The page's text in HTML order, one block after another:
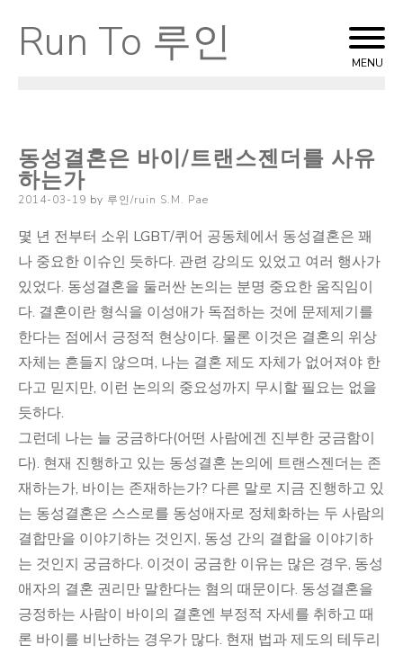
Skip
to
Run To 루인 MENU
동성결혼은 바이/트랜스젠더를 사유
하는가
Posted
2014-03-19 by 루인/ruin S.M. Pae
몇 년 전부터 소위 LGBT/퀴어 공동체에서 동성결혼은 꽤
나 중요한 이슈인 듯하다. 관련 강의도 있었고 여러 행사가
있었다. 동성결혼을 둘러싼 논의는 분명 중요한 움직임이
다. 결혼이란 형식을 이성애가 독점하는 것에 문제제기를
한다는 점에서 긍정적 현상이다. 물론 이것은 결혼의 위상
자체는 흔들지 않으며, 나는 결혼 제도 자체가 없어져야 한
다고 믿지만, 이런 논의의 중요성까지 무시할 필요는 없을
듯하다.
그런데 나는 늘 궁금하다(어떤 사람에겐 진부한 궁금함이
다). 현재 진행하고 있는 동성결혼 논의에 트랜스젠더는 존
재하는가, 바이는 존재하는가? 다른 말로 지금 진행하고 있
는 동성결혼은 스스로를 동성애자로 정체화하는 두 사람의
결합만을 이야기하는 것인지, 동성 간의 결합을 이야기하
는 것인지 궁금하다. 이것이 궁금한 이유는 많은 경우, 동성
애자의 결혼 권리만 말한다는 혐의 때문이다. 동성결혼을
긍정하는 사람이 바이의 결혼엔 부정적 자세를 취하고 때
론 바이를 비난하는 경우가 많다. 현재 법과 제도의 테두리